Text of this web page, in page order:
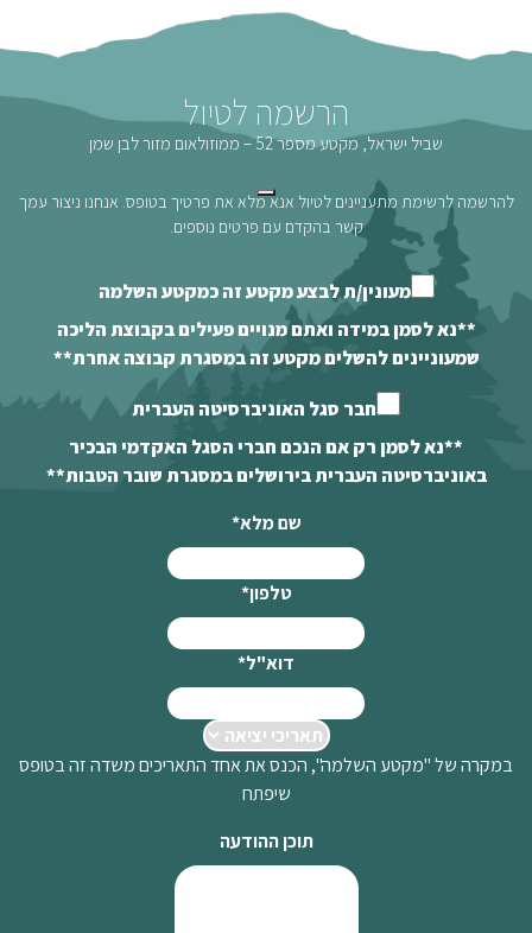
הרשמה לטיול
שביל ישראל, מקטע מספר 52 – ממוזולאום מזור לבן שמן
להרשמה לרשימת מתעניינים לטיול אנא מלא את פרטיך בטופס. אנחנו ניצור עמך
קשר בהקדם עם פרטים נוספים.
מעונין/ת לבצע מקטע זה כמקטע השלמה
**נא לסמן במידה ואתם מנויים פעילים בקבוצת הליכה
שמעוניינים להשלים מקטע זה במסגרת קבוצה אחרת**
חבר סגל האוניברסיטה העברית
**נא לסמן רק אם הנכם חברי הסגל האקדמי הבכיר
באוניברסיטה העברית בירושלים במסגרת שובר הטבות**
שם מלא*
טלפון*
דוא"ל*
במקרה של "מקטע השלמה", הכנס את אחד התאריכים משדה זה בטופס
שיפתח
תוכן ההודעה